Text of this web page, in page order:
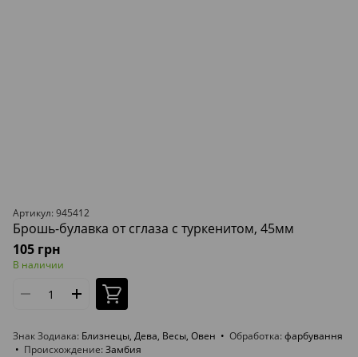
Артикул: 945412
Брошь-булавка от сглаза с туркенитом, 45мм
105 грн
В наличии
Знак Зодиака Близнецы, Дева, Весы, Овен Обработка фарбування
Происхождение Замбия